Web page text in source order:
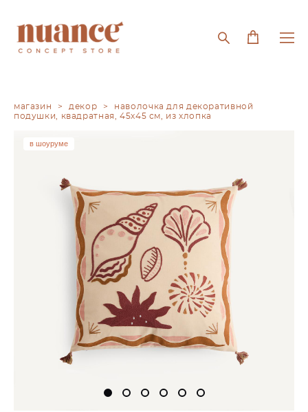
магазин > декор >
наволочка для декоративной
подушки, квадратная, 45х45 см, из хлопка
в шоуруме